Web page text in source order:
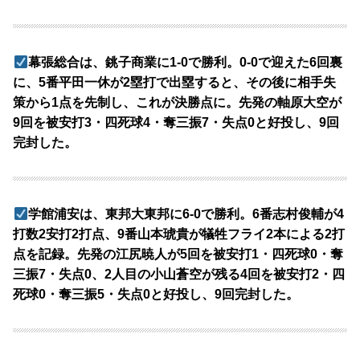
幕張総合は、銚子商業に1-0で勝利。0-0で迎えた6回裏
に、5番平田一休が2塁打で出塁すると、その後に相手失
策から1点を先制し、これが決勝点に。先発の軸原大空が
9回を被安打3・四死球4・奪三振7・失点0と好投し、9回
完封した。
学館浦安は、東邦大東邦に6-0で勝利。6番志村俊輔が4
打数2安打2打点、9番山本琥貴が犠牲フライ2本による2打
点を記録。先発の江尻暁人が5回を被安打1・四死球0・奪
三振7・失点0、2人目の小山蒼空が残る4回を被安打2・四
死球0・奪三振5・失点0と好投し、9回完封した。